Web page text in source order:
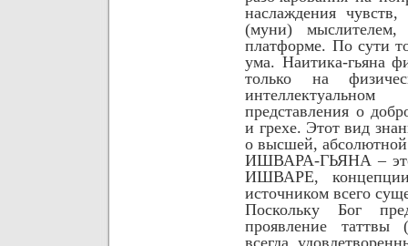
наслаждения
(муни)
платформе. По сути
ума. Наитика-гьяна
только на
представления о
и грехе. Этот вид
о высшей, абсолютной
ИШВАРА-ГЬЯНА – это
ИШВАРЕ, концепции
источником всего
Поскольку Бог
проявление
всегда